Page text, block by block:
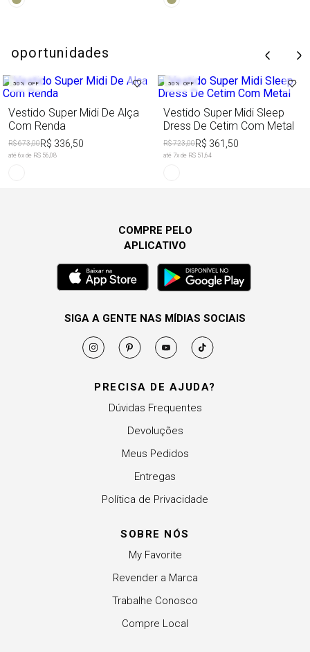
oportunidades
50% OFF
Vestido Super Midi De Alça
Com Renda
R$ 673,00R$ 336,50
até 6x de R$ 56,08
50% OFF
Vestido Super Midi Sleep
Dress De Cetim Com Metal
R$ 723,00R$ 361,50
até 7x de R$ 51,64
PRECISA DE AJUDA?
Dúvidas Frequentes
Devoluções
Meus Pedidos
Entregas
Política de Privacidade
SOBRE NÓS
My Favorite
Revender a Marca
Trabalhe Conosco
Compre Local
COMPRE PELO
APLICATIVO
SIGA A GENTE NAS MÍDIAS SOCIAIS